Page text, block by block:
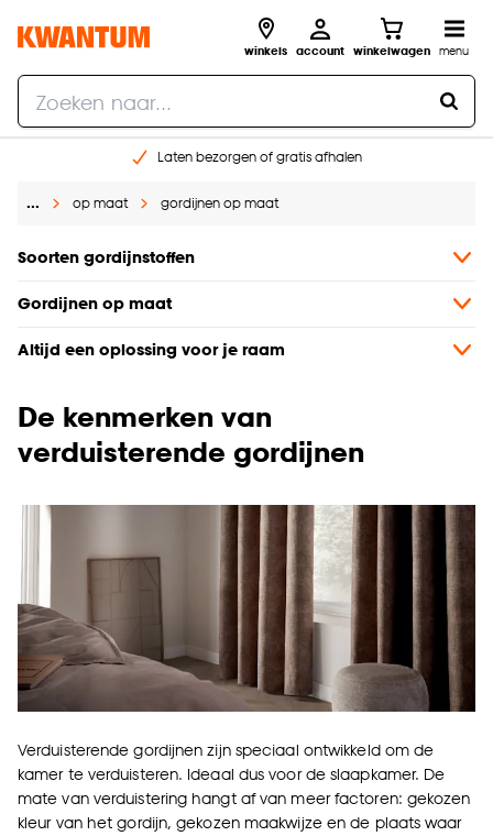
winkels account winkelwagen menu
Laten bezorgen of gratis afhalen
Gratis raam advies en opmeten aan huis
… op maat gordijnen op maat
Soorten gordijnstoffen
Gordijnen op maat
Altijd een oplossing voor je raam
De kenmerken van
verduisterende gordijnen
Verduisterende gordijnen zijn speciaal ontwikkeld om de
kamer te verduisteren. Ideaal dus voor de slaapkamer. De
mate van verduistering hangt af van meer factoren: gekozen
kleur van het gordijn, gekozen maakwijze en de plaats waar